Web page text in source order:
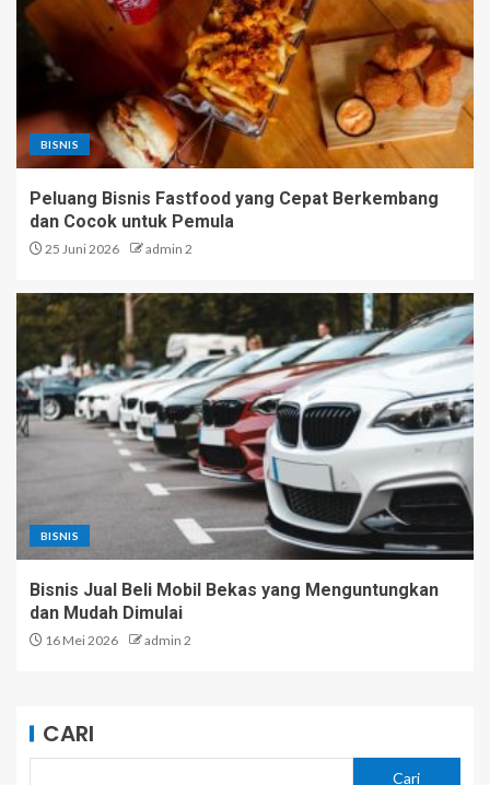
BISNIS
Peluang Bisnis Fastfood yang Cepat Berkembang
dan Cocok untuk Pemula
25 Juni 2026 admin 2
BISNIS
Bisnis Jual Beli Mobil Bekas yang Menguntungkan
dan Mudah Dimulai
16 Mei 2026 admin 2
CARI
Cari